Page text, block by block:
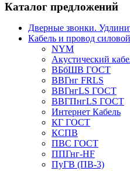
Каталог предложений
Дверные звонки.
Кабель и провод силовой
NYM
Акустический
ВБбШВ ГОСТ
ВВГнг FRLS
ВВГнгLS ГОСТ
ВВГПнгLS ГОСТ
Интернет Кабель
КГ ГОСТ
КСПВ
ПВС ГОСТ
ППГнг-HF
ПуГВ (ПВ-3)